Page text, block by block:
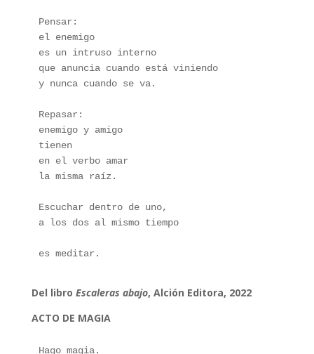
Pensar:
el enemigo
es un intruso interno
que anuncia cuando está viniendo
y nunca cuando se va.
Repasar:
enemigo y amigo
tienen
en el verbo amar
la misma raíz.
Escuchar dentro de uno,
a los dos al mismo tiempo
es meditar.
Del libro Escaleras abajo, Alción Editora, 2022
ACTO DE MAGIA
Hago magia.